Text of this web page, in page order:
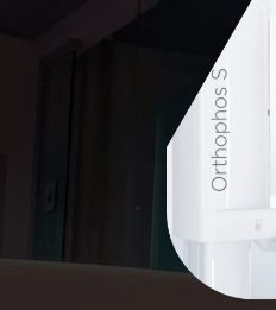
Мы уверены в долговечности нашей
работы и даем гарантийные сроки до
5 лет ( в зависимости от вида услуги).